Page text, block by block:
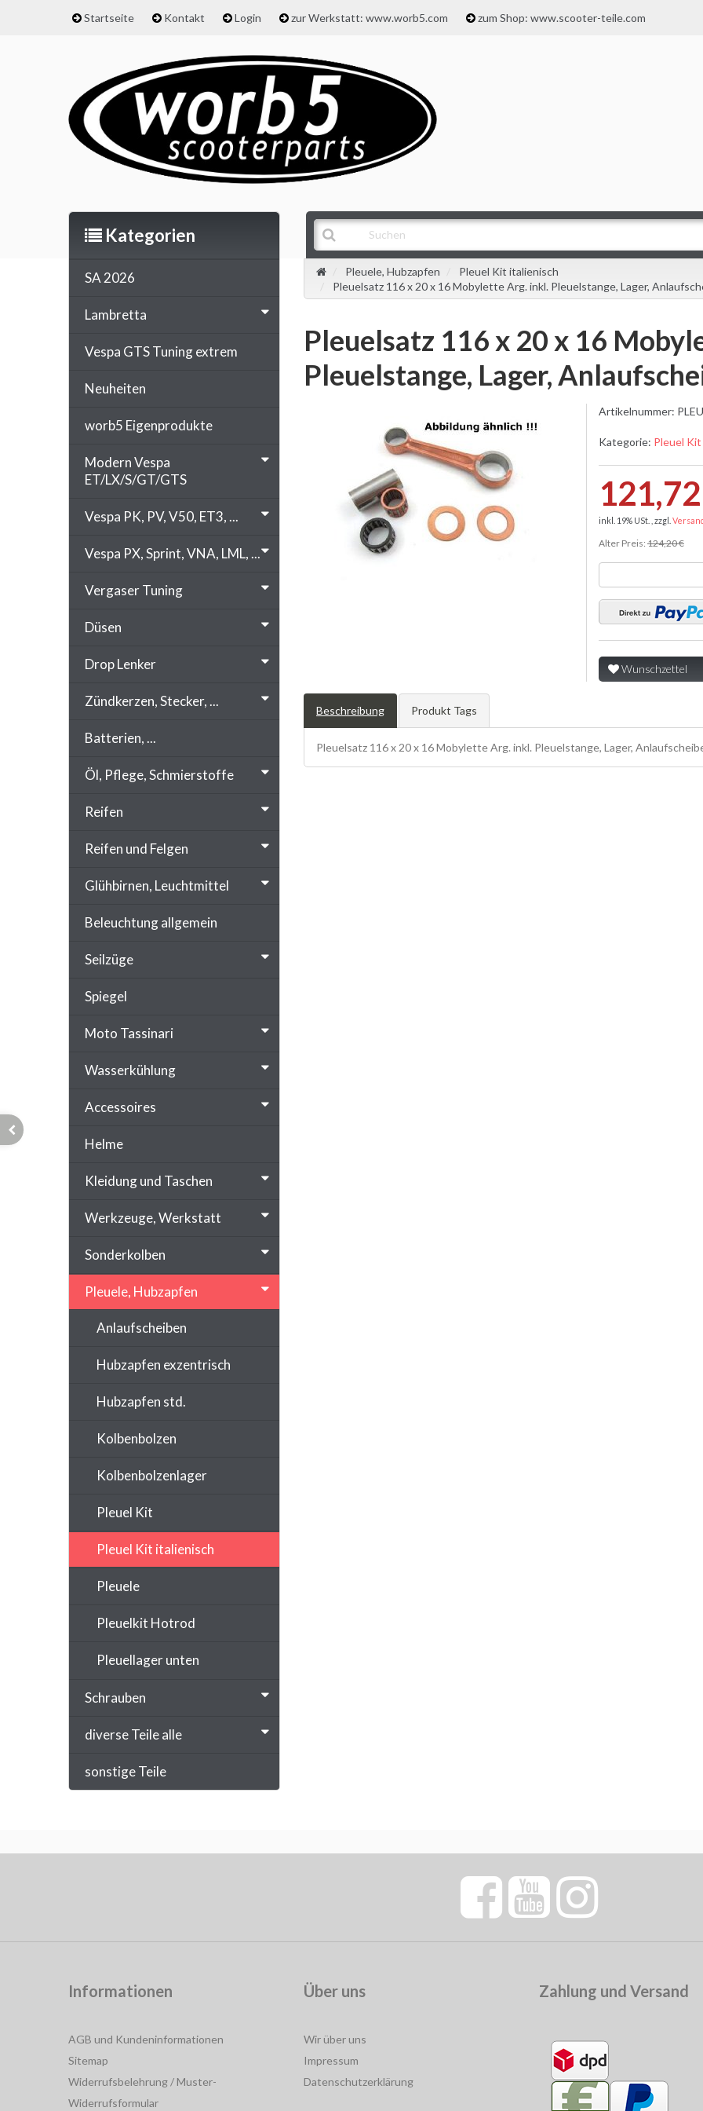
Startseite Kontakt Login zur Werkstatt: www.worb5.com zum Shop: www.scooter-teile.com
Pleuele, Hubzapfen
Pleuel Kit italienisch
Pleuelsatz 116 x 20 x 16 Mobylette Arg. inkl. Pleuelstange, Lager,
Pleuelsatz 116 x 20 x 16
Pleuelstange, Lager,
Artikelnummer:
Kategorie: Pleuel
inkl. 19% USt. , zzgl.
Alter Preis: 124,20 €
Wunschzettel
Beschreibung Produkt Tags
Pleuelsatz 116 x 20 x 16 Mobylette Arg. inkl. Pleuelstange, Lager,
Kategorien
SA 2026
Lambretta
Vespa GTS Tuning extrem
Neuheiten
worb5 Eigenprodukte
Modern Vespa
ET/LX/S/GT/GTS
Vespa PK, PV, V50, ET3, ...
Vespa PX, Sprint, VNA, LML, ...
Vergaser Tuning
Düsen
Drop Lenker
Zündkerzen, Stecker, ...
Batterien, ...
Öl, Pflege, Schmierstoffe
Reifen
Reifen und Felgen
Glühbirnen, Leuchtmittel
Beleuchtung allgemein
Seilzüge
Spiegel
Moto Tassinari
Wasserkühlung
Accessoires
Helme
Kleidung und Taschen
Werkzeuge, Werkstatt
Sonderkolben
Pleuele, Hubzapfen
Anlaufscheiben
Hubzapfen exzentrisch
Hubzapfen std.
Kolbenbolzen
Kolbenbolzenlager
Pleuel Kit
Pleuel Kit italienisch
Pleuele
Pleuelkit Hotrod
Pleuellager unten
Schrauben
diverse Teile alle
sonstige Teile
Informationen
AGB und Kundeninformationen
Sitemap
Widerrufsbelehrung / Muster-
Widerrufsformular
Über uns
Wir über uns
Impressum
Datenschutzerklärung
Zahlung und Versand